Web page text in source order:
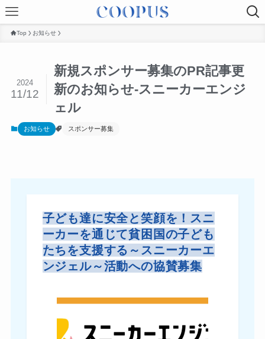
Top お知らせ
新規スポンサー募集のPR記事更
新のお知らせ-スニーカーエンジ
ェル
2024
11/12
お知らせ スポンサー募集
子ども達に安全と笑顔を！スニ
ーカーを通じて貧困国の子ども
たちを支援する～スニーカーエ
ンジェル～活動への協賛募集